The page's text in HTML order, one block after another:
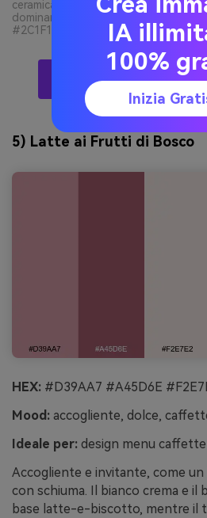
ceramica, logo ed etichette
dominanti da #B46F7E e #6B4B3E
#2C1F1F, stile minimale e artigianale
Crea Visual Di Palette
5) Latte ai Frutti di Bosco
HEX: #D39AA7 #A45D6E
Mood: accogliente, dolce,
Ideale per: design menu
Accogliente e invitante, come
con schiuma. Il bianco crema e il
base latte-e-biscotto, mentre il
IA
100%
Inizia